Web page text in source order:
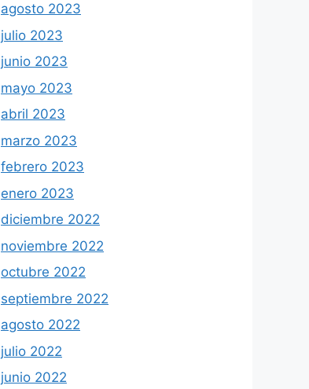
agosto 2023
julio 2023
junio 2023
mayo 2023
abril 2023
marzo 2023
febrero 2023
enero 2023
diciembre 2022
noviembre 2022
octubre 2022
septiembre 2022
agosto 2022
julio 2022
junio 2022